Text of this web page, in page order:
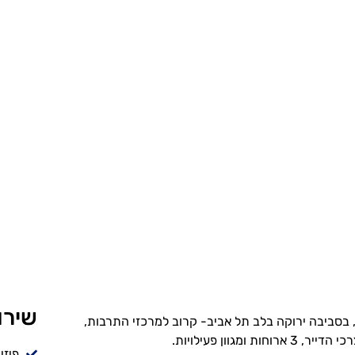
בסביבה ירוקה בלב תל אביב- קרוב למרכזי התרבות,
ומגוון פעילויות.